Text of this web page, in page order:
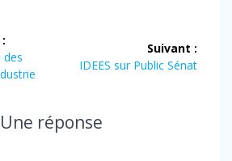
des
Suivant :
Article
IDEES sur Public Sénat
Une réponse